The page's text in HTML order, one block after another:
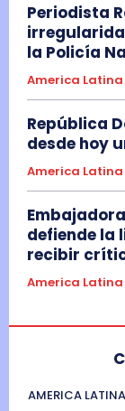
Periodista
la Policía
America Latina
República
desde hoy
America Latina
Embajadora
defiende la
recibir
America Latina
AMERICA LATINA